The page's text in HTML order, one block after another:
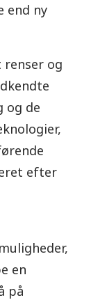
end ny
renser og
og de
efter
en
på